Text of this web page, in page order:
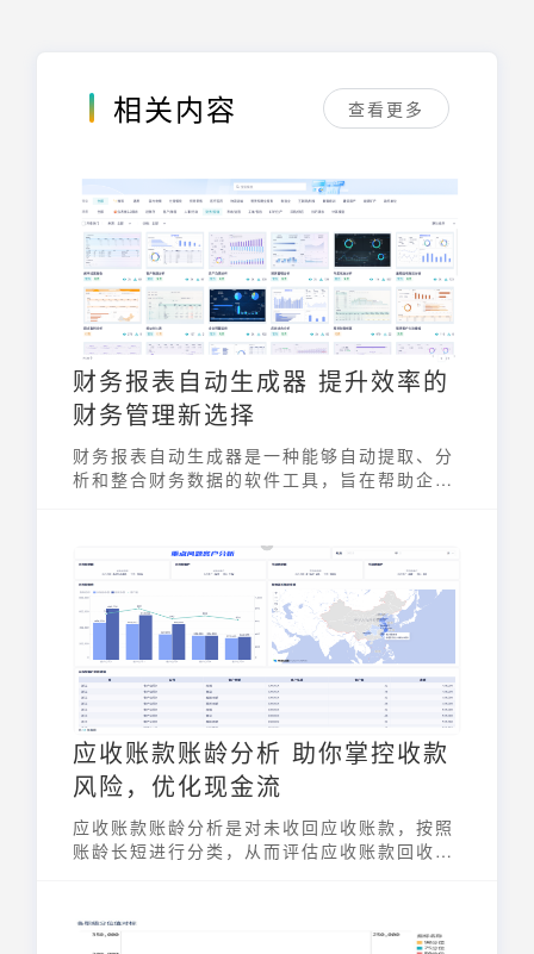
相关内容 查看更多
财务报表自动生成器 提升效率的
财务管理新选择
财务报表自动生成器是一种能够自动提取、分
析和整合财务数据的软件工具，旨在帮助企业
率，并降低了人工成本，为企业财务分析和决
策支持提供了强有力的工具。
应收账款账龄分析 助你掌控收款
风险，优化现金流
应收账款账龄分析是对未收回应收账款，按照
账龄长短进行分类，从而评估应收账款回收风
更清晰地了解其应收账款的构成，及时发现潜
在的收款问题，从而采取相应的措施，保障企